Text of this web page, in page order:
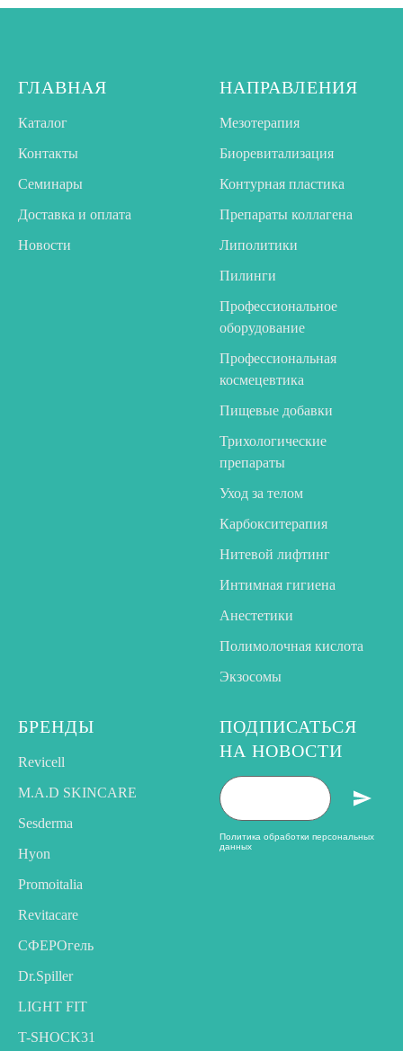
ГЛАВНАЯ
Каталог
Контакты
Семинары
Доставка и оплата
Новости
НАПРАВЛЕНИЯ
Мезотерапия
Биоревитализация
Контурная пластика
Препараты коллагена
Липолитики
Пилинги
Профессиональное
оборудование
Профессиональная
космецевтика
Пищевые добавки
Трихологические
препараты
Уход за телом
Карбокситерапия
Нитевой лифтинг
Интимная гигиена
Анестетики
Полимолочная кислота
Экзосомы
БРЕНДЫ
Revicell
M.A.D SKINCARE
Sesderma
Hyon
Promoitalia
Revitacare
CФЕРОгель
Dr.Spiller
LIGHT FIT
T-SHOCK31
ПОДПИСАТЬСЯ
НА НОВОСТИ
Политика обработки персональных
данных